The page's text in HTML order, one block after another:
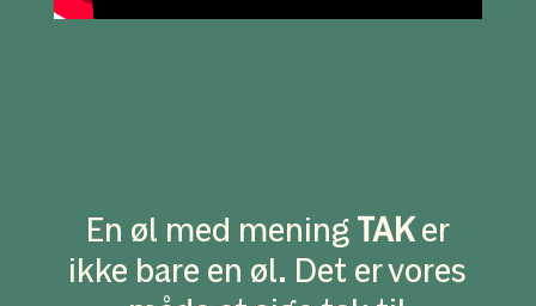
En øl med meningTAKer
ikke bare en øl. Det er vores